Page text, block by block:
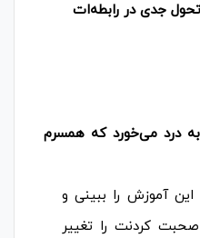
جدی در رابطه‌ات
درد می‌خورد که همسرم
آموزش را ببینی و
کردنت را تغییر